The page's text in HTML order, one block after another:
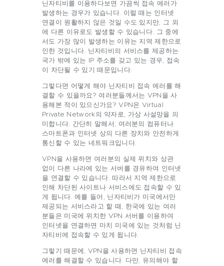
닌자티비를 이용하다보면 가끔씩 접속 에러가
발생하는 경우가 있습니다. 이럴 때는 인터넷
연결이 원활하지 않은 것일 수도 있지만, 그 외
에 다른 이유로도 발생할 수 있습니다. 그 중에
서도 가장 많이 발생하는 이유는 지역 제한으로
인한 것입니다. 닌자티비의 서비스를 제공하는
국가 밖에 있는 IP 주소를 갖고 있는 경우, 접속
이 차단될 수 있기 때문입니다.
그렇다면 어떻게 해야 닌자티비 접속 에러를 해
결할 수 있을까요? 여러분들께서는 VPN을 사
용해본 적이 있으신가요? VPN은 Virtual
Private Network의 약자로, 가상 사설망을 의
미합니다. 간단히 말해서, 여러분의 컴퓨터나
스마트폰과 인터넷 상의 다른 장치와 안전하게
통신할 수 있는 네트워크입니다.
VPN을 사용하면 여러분의 실제 위치와 상관
없이 다른 나라에 있는 서버를 경유하여 인터넷
을 연결할 수 있습니다. 따라서 지역 제한으로
인해 차단된 사이트나 서비스에도 접속할 수 있
게 됩니다. 예를 들어, 닌자티비가 미국에서만
제공되는 서비스라고 할 때, 한국에 있는 여러
분들은 미국에 위치한 VPN 서버를 이용하여
인터넷을 연결하면 마치 미국에 있는 것처럼 닌
자티비에 접속할 수 있게 됩니다.
그렇기 때문에, VPN을 사용하면 닌자티비 접속
에러를 해결할 수 있습니다. 다만, 유의해야 할